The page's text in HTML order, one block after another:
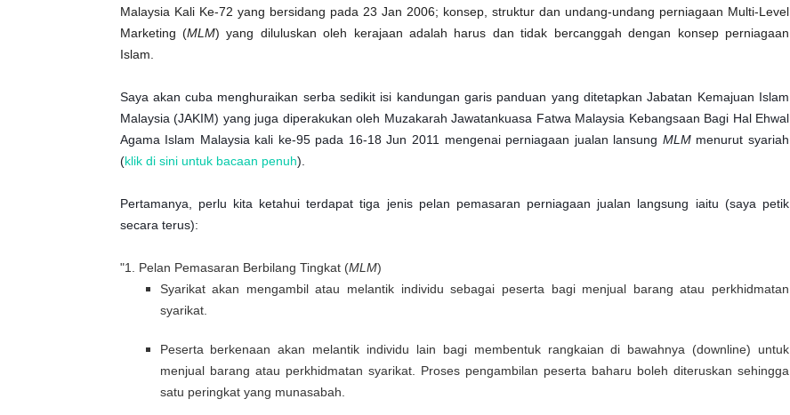
Malaysia Kali Ke-72 yang bersidang pada 23 Jan 2006; konsep, struktur dan undang-undang perniagaan Multi-Level
Marketing (MLM) yang diluluskan oleh kerajaan adalah harus dan tidak bercanggah dengan konsep perniagaan
Islam.
Saya akan cuba menghuraikan serba sedikit isi kandungan garis panduan yang ditetapkan Jabatan Kemajuan Islam
Malaysia (JAKIM) yang juga diperakukan oleh Muzakarah Jawatankuasa Fatwa Malaysia Kebangsaan Bagi Hal Ehwal
Agama Islam Malaysia kali ke-95 pada 16-18 Jun 2011 mengenai perniagaan jualan lansung MLMmenurut syariah
(klik di sini untuk bacaan penuh).
Pertamanya, perlu kita ketahui terdapat tiga jenis pelan pemasaran perniagaan jualan langsung iaitu (saya petik
secara terus):
"1. Pelan Pemasaran Berbilang Tingkat (MLM)
Syarikat akan mengambil atau melantik individu sebagai peserta bagi menjual barang atau perkhidmatan
syarikat.
Peserta berkenaan akan melantik individu lain bagi membentuk rangkaian di bawahnya (downline) untuk
menjual barang atau perkhidmatan syarikat. Proses pengambilan peserta baharu boleh diteruskan sehingga
satu peringkat yang munasabah.